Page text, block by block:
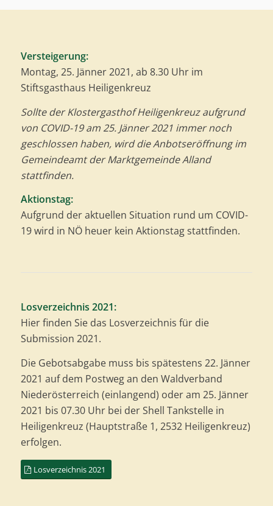
Versteigerung:
Montag, 25. Jänner 2021, ab 8.30 Uhr im
Stiftsgasthaus Heiligenkreuz
Sollte der Klostergasthof Heiligenkreuz aufgrund
von COVID-19 am 25. Jänner 2021 immer noch
geschlossen haben, wird die Anbotseröffnung im
Gemeindeamt der Marktgemeinde Alland
stattfinden.
Aktionstag:
Aufgrund der aktuellen Situation rund um COVID-
19 wird in NÖ heuer kein Aktionstag stattfinden.
Losverzeichnis 2021:
Hier finden Sie das Losverzeichnis für die
Submission 2021.
Die Gebotsabgabe muss bis spätestens 22. Jänner
2021 auf dem Postweg an den Waldverband
Niederösterreich (einlangend) oder am 25. Jänner
2021 bis 07.30 Uhr bei der Shell Tankstelle in
Heiligenkreuz (Hauptstraße 1, 2532 Heiligenkreuz)
erfolgen.
Losverzeichnis 2021